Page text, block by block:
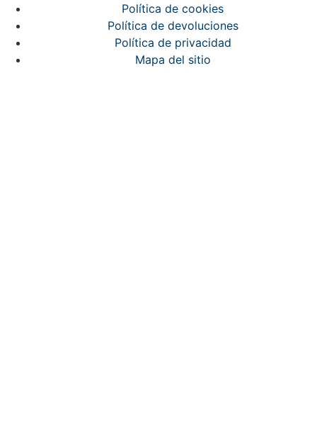
Política de cookies
Política de devoluciones
Política de privacidad
Mapa del sitio